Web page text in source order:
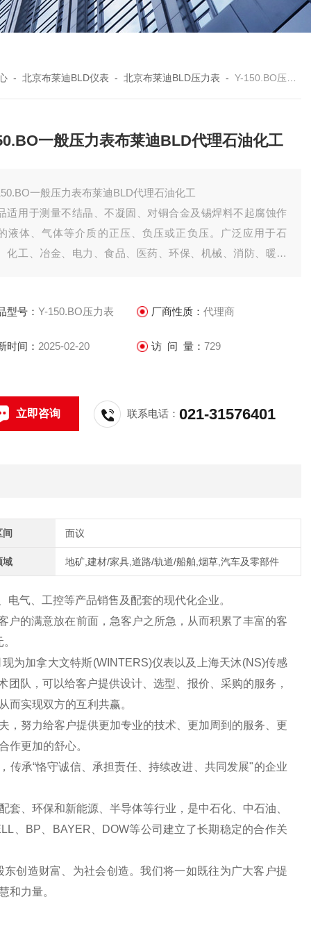
-北京布莱迪BLD仪表 -北京布莱迪BLD压力表 -Y-150.BO压力表Y-150.BO一般压力表布莱迪BLD代理石油化工
一般压力表布莱迪BLD代理石油化工
一般压力表布莱迪BLD代理石油化工
适用于测量不结晶、不凝固、对铜合金及锡焊料不起腐蚀作
液体、气体等介质的正压、负压或正负压。广泛应用于石
化工、冶金、电力、食品、医药、环保、机械、消防、暖通
型号：Y-150.BO压力表 厂商性质： 代理商
时间： 2025-02-20 访 问 量： 729
立即咨询 联系电话：021-31576401
面议
域 地矿,建材/家具,道路/轨道/船舶,烟草,汽车及零部件
气、工控等产品销售及配套的现代化企业。
户的满意放在前面，急客户之所急，从而积累了丰富的客
为加拿大文特斯(WINTERS)仪表以及上海天沐(NS)传感
队，可以给客户提供设计、选型、报价、采购的服务，
而实现双方的互利共赢。
，努力给客户提供更加专业的技术、更加周到的服务、更
作更加的舒心。
传承“恪守诚信、承担责任、持续改进、共同发展"的企业
、环保和新能源、半导体等行业，是中石化、中石油、
、BP、BAYER、DOW等公司建立了长期稳定的合作关
创造财富、为社会创造。我们将一如既往为广大客户提
和力量。